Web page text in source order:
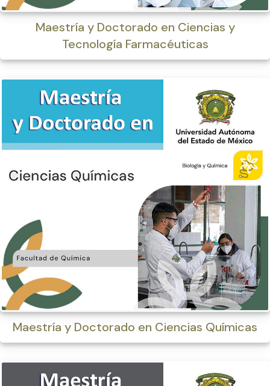
Maestría y Doctorado en Ciencias y
Tecnología Farmacéuticas
Maestría y Doctorado en Ciencias Químicas